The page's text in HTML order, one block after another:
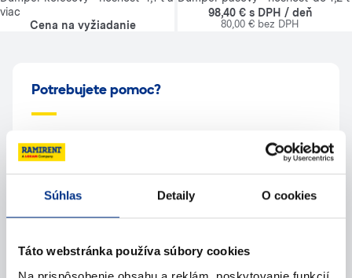
Súhlas Detaily O cookies
Táto webstránka používa súbory cookies
viac
Cena na vyžiadanie
98,40 € s DPH / deň
80,00 € bez DPH
Potrebujete pomoc?
Kontaktujte nás
Zavolajte nám